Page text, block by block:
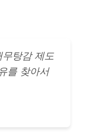
탕감 제도
를 찾아서